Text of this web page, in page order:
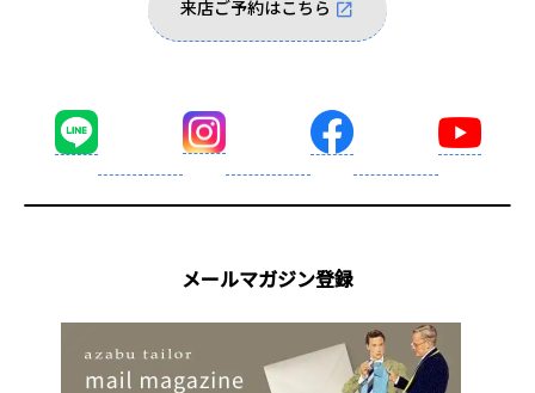
来店ご予約はこちら
メールマガジン登録